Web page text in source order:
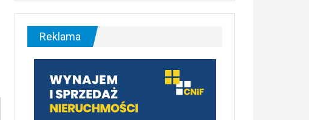
–
malownicza
[fotorelacja]
Reklama